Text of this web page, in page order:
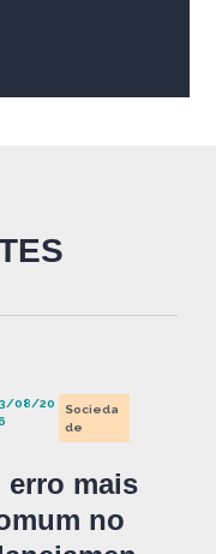
08/20
Socieda
de
erro mais
no